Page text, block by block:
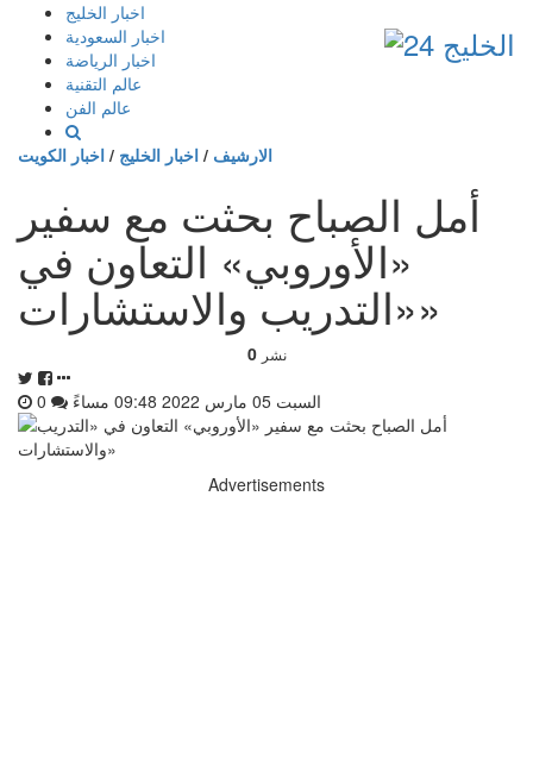
إذهب
المحتوى
اخبار الخليج
اخبار السعودية
اخبار الرياضة
عالم التقنية
عالم الفن
الارشيف / اخبار الخليج / اخبار الكويت
أمل الصباح بحثت مع سفير
«الأوروبي» التعاون في
«التدريب والاستشارات»
0 نشر
السبت 05 مارس 2022 09:48 مساءً
Advertisements